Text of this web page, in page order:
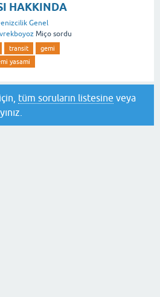
HAKKINDA
Genel
Miço sordu
transit
gemi
yasami
tüm soruların listesine veya